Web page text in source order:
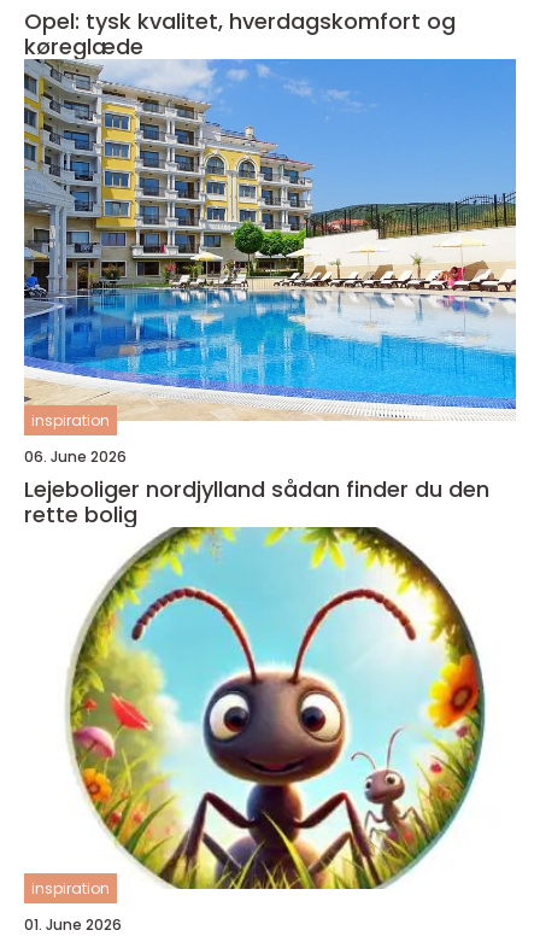
Opel: tysk kvalitet, hverdagskomfort og
køreglæde
inspiration
06. June 2026
Lejeboliger nordjylland sådan finder du den
rette bolig
inspiration
01. June 2026